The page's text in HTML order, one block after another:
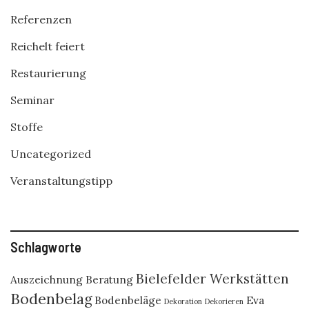
Referenzen
Reichelt feiert
Restaurierung
Seminar
Stoffe
Uncategorized
Veranstaltungstipp
Schlagworte
Auszeichnung Beratung Bielefelder Werkstätten
Bodenbelag Bodenbeläge Dekoration Dekorieren Eva